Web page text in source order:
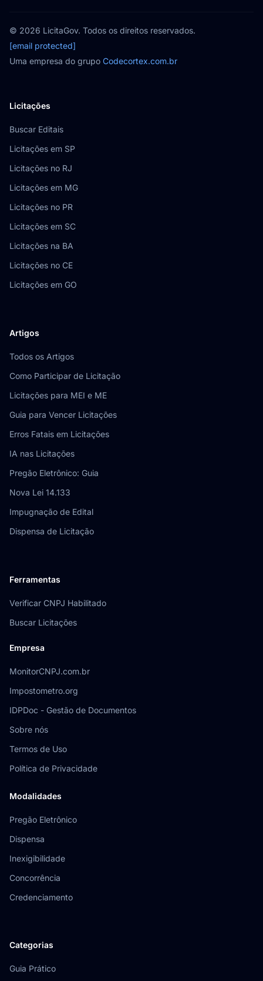
© 2026 LicitaGov. Todos os direitos reservados.
[email protected]
Uma empresa do grupo Codecortex.com.br
Licitações
Buscar Editais
Licitações em SP
Licitações no RJ
Licitações em MG
Licitações no PR
Licitações em SC
Licitações na BA
Licitações no CE
Licitações em GO
Artigos
Todos os Artigos
Como Participar de Licitação
Licitações para MEI e ME
Guia para Vencer Licitações
Erros Fatais em Licitações
IA nas Licitações
Pregão Eletrônico: Guia
Nova Lei 14.133
Impugnação de Edital
Dispensa de Licitação
Ferramentas
Verificar CNPJ Habilitado
Buscar Licitações
Empresa
MonitorCNPJ.com.br
Impostometro.org
IDPDoc - Gestão de Documentos
Sobre nós
Termos de Uso
Política de Privacidade
Modalidades
Pregão Eletrônico
Dispensa
Inexigibilidade
Concorrência
Credenciamento
Categorias
Guia Prático